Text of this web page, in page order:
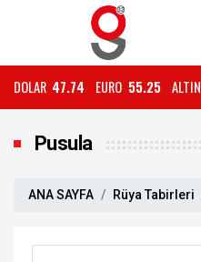
DOLAR 47.74 EURO 55.25 ALTIN
Pusula
ANA SAYFA Rüya Tabirleri